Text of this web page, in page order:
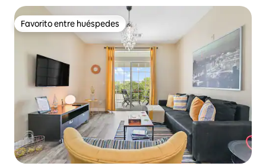
Favorito entre huéspedes
Favorito entre huéspedes